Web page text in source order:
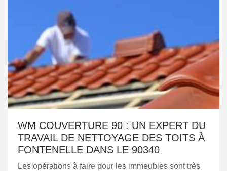
WM COUVERTURE 90 : UN EXPERT DU
TRAVAIL DE NETTOYAGE DES TOITS À
FONTENELLE DANS LE 90340
Les opérations à faire pour les immeubles sont très